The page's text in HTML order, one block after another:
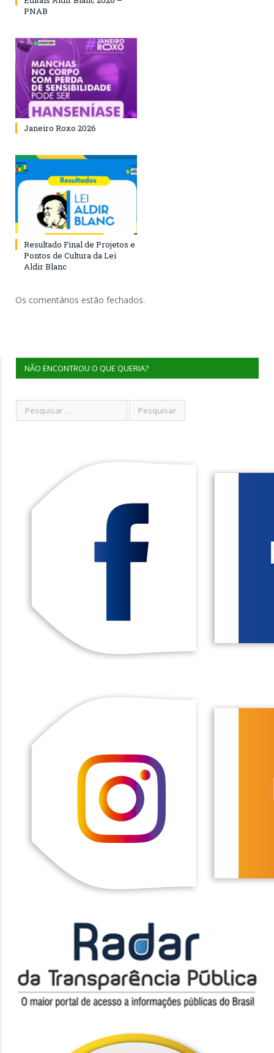
PNAB
Janeiro Roxo 2026
Resultado Final de Projetos e
Pontos de Cultura da Lei
Aldir Blanc
Os comentários estão fechados.
NÃO ENCONTROU O QUE QUERIA?